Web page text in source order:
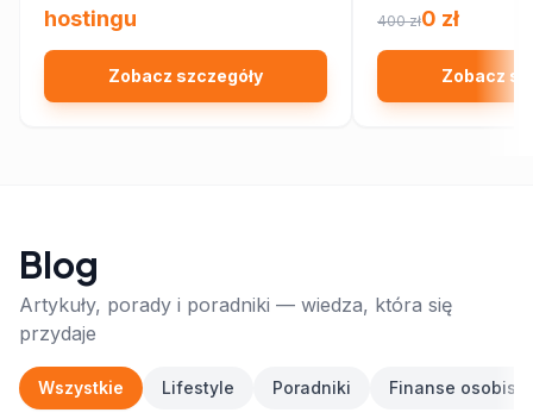
hostingu
Zobacz szczegóły
400 zł0 zł
Zobacz
Blog
Artykuły, porady i poradniki — wiedza, która się
przydaje
Wszystkie Lifestyle Poradniki Finanse osobiste